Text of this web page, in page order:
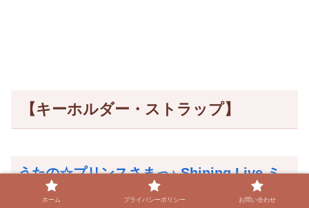
【キーホルダー・ストラップ】
うたの☆プリンスさまっ♪ Shining Live ミ
ニクッションキーホルダー はなさくもりの
ホーム プライバシーポリシー お問い合わせ